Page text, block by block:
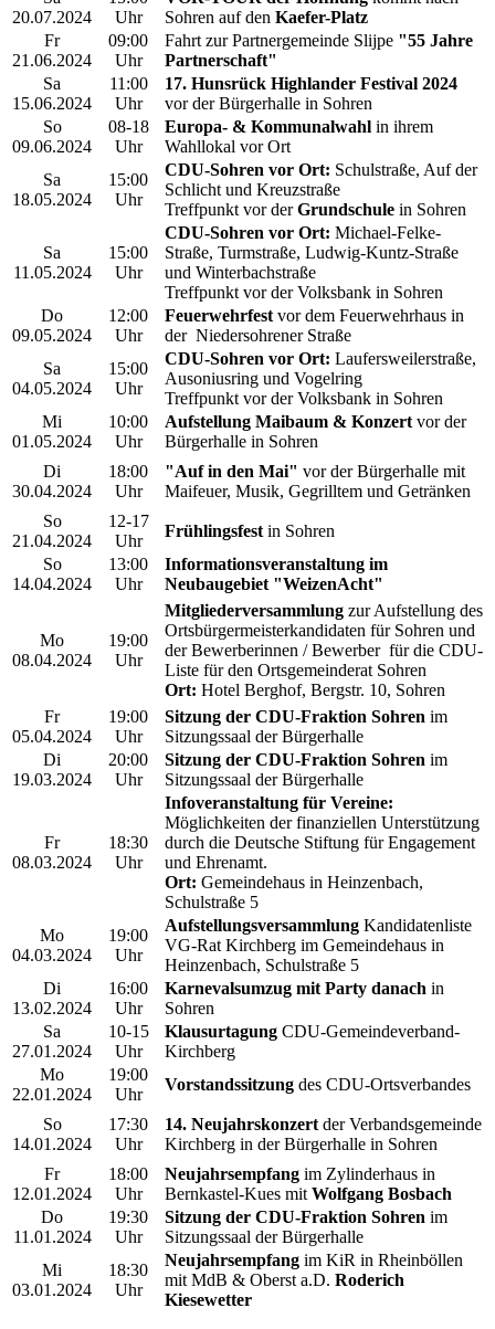
20.07.2024
Uhr
Sohren auf den Kaefer-Platz
Fr
21.06.2024
09:00
Uhr
Fahrt zur Partnergemeinde Slijpe "55 Jahre
Partnerschaft"
Sa
15.06.2024
11:00
Uhr
17. Hunsrück Highlander Festival 2024
vor der Bürgerhalle in Sohren
So
09.06.2024
08-18
Uhr
Europa- & Kommunalwahl in ihrem
Wahllokal vor Ort
Sa
18.05.2024
15:00
Uhr
CDU-Sohren vor Ort: Schulstraße, Auf der
Schlicht und Kreuzstraße
Treffpunkt vor derGrundschule in Sohren
Sa
11.05.2024
15:00
Uhr
CDU-Sohren vor Ort: Michael-Felke-
Straße, Turmstraße, Ludwig-Kuntz-Straße
und Winterbachstraße
Treffpunkt vor der Volksbank in Sohren
Do
09.05.2024
12:00
Uhr
Feuerwehrfest vor dem Feuerwehrhaus in
der Niedersohrener Straße
Sa
04.05.2024
15:00
Uhr
CDU-Sohren vor Ort: Laufersweilerstraße,
Ausoniusring und Vogelring
Treffpunkt vor der Volksbank in Sohren
Mi
01.05.2024
10:00
Uhr
Aufstellung Maibaum & Konzert vor der
Bürgerhalle in Sohren
Di
30.04.2024
18:00
Uhr
"Auf in den Mai" vor der Bürgerhalle mit
Maifeuer, Musik, Gegrilltem und Getränken
So
21.04.2024
12-17
Uhr
Frühlingsfest in Sohren
So
14.04.2024
13:00
Uhr
Informationsveranstaltung im
Neubaugebiet "WeizenAcht"
Mo
08.04.2024
19:00
Uhr
Mitgliederversammlung zur Aufstellung des
Ortsbürgermeisterkandidaten für Sohren und
der Bewerberinnen / Bewerber für die CDU-
Liste für den Ortsgemeinderat Sohren
Ort: Hotel Berghof, Bergstr. 10, Sohren
Fr
05.04.2024
19:00
Uhr
Sitzung der CDU-Fraktion Sohren im
Sitzungssaal der Bürgerhalle
Di
19.03.2024
20:00
Uhr
Sitzung der CDU-Fraktion Sohren im
Sitzungssaal der Bürgerhalle
Fr
08.03.2024
18:30
Uhr
Infoveranstaltung für Vereine:
Möglichkeiten der finanziellen Unterstützung
durch die Deutsche Stiftung für Engagement
und Ehrenamt.
Ort: Gemeindehaus in Heinzenbach,
Schulstraße 5
Mo
04.03.2024
19:00
Uhr
Aufstellungsversammlung Kandidatenliste
VG-Rat Kirchberg im Gemeindehaus in
Heinzenbach, Schulstraße 5
Di
13.02.2024
16:00
Uhr
Karnevalsumzug mit Party danach in
Sohren
Sa
27.01.2024
10-15
Uhr
Klausurtagung CDU-Gemeindeverband-
Kirchberg
Mo
22.01.2024
19:00
Uhr
Vorstandssitzung des CDU-Ortsverbandes
So
14.01.2024
17:30
Uhr
14. Neujahrskonzert der Verbandsgemeinde
Kirchberg in der Bürgerhalle in Sohren
Fr
12.01.2024
18:00
Uhr
Neujahrsempfang im Zylinderhaus in
Bernkastel-Kues mit Wolfgang Bosbach
Do
11.01.2024
19:30
Uhr
Sitzung der CDU-Fraktion Sohren im
Sitzungssaal der Bürgerhalle
Mi
03.01.2024
18:30
Uhr
Neujahrsempfang im KiR in Rheinböllen
mit MdB & Oberst a.D. Roderich
Kiesewetter